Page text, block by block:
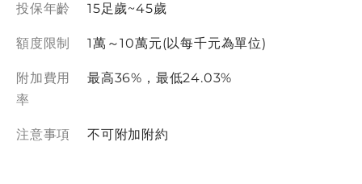
投保年齡 15足歲~45歲
額度限制 1萬～10萬元(以每千元為單位)
附加費用
率
最高36%，最低24.03%
注意事項 不可附加附約